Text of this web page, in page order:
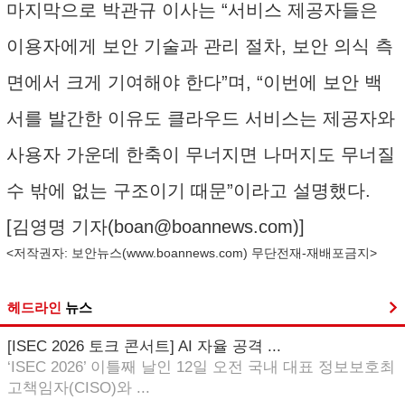
마지막으로 박관규 이사는 “서비스 제공자들은
이용자에게 보안 기술과 관리 절차, 보안 의식 측
면에서 크게 기여해야 한다”며, “이번에 보안 백
서를 발간한 이유도 클라우드 서비스는 제공자와
사용자 가운데 한축이 무너지면 나머지도 무너질
수 밖에 없는 구조이기 때문”이라고 설명했다.
[김영명 기자(boan@boannews.com)]
<저작권자: 보안뉴스(www.boannews.com) 무단전재-재배포금지>
헤드라인 뉴스
[ISEC 2026 토크 콘서트] AI 자율 공격 ...
‘ISEC 2026’ 이틀째 날인 12일 오전 국내 대표 정보보호최
고책임자(CISO)와 ...